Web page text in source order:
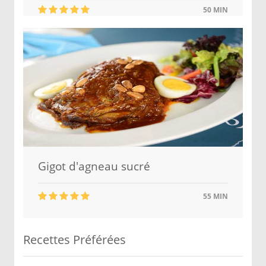
50 MIN
Gigot d'agneau sucré
55 MIN
Recettes Préférées